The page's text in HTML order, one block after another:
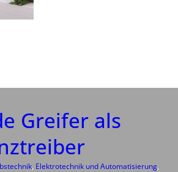
Greifer als
, Elektrotechnik und Automatisierung